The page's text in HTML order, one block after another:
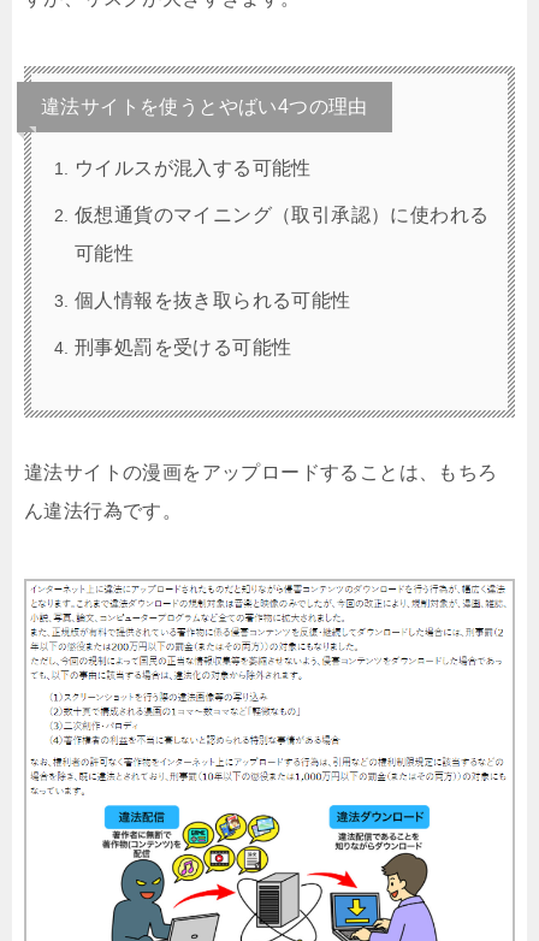
違法サイトを使うとやばい4つの理由
ウイルスが混入する可能性
仮想通貨のマイニング（取引承認）に使われる
可能性
個人情報を抜き取られる可能性
刑事処罰を受ける可能性
違法サイトの漫画をアップロードすることは、もちろ
ん違法行為です。